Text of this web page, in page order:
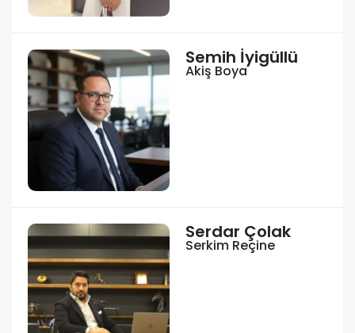
Semih İyigüllü
Akiş Boya
Serdar Çolak
Serkim Reçine